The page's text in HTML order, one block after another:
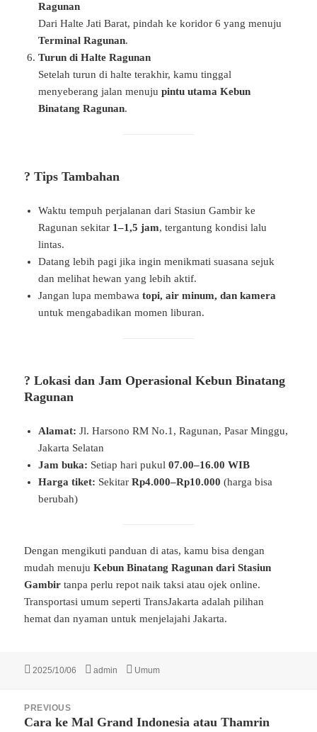
Ragunan
Dari Halte Jati Barat, pindah ke koridor 6 yang menuju
Terminal Ragunan.
Turun di Halte Ragunan
Setelah turun di halte terakhir, kamu tinggal
menyeberang jalan menujupintu utama Kebun
Binatang Ragunan.
? Tips Tambahan
Waktu tempuh perjalanan dari Stasiun Gambir ke
Ragunan sekitar 1–1,5 jam, tergantung kondisi lalu
lintas.
Datang lebih pagi jika ingin menikmati suasana sejuk
dan melihat hewan yang lebih aktif.
Jangan lupa membawatopi, air minum, dan kamera
untuk mengabadikan momen liburan.
? Lokasi dan Jam Operasional Kebun Binatang
Ragunan
Alamat: Jl. Harsono RM No.1, Ragunan, Pasar Minggu,
Jakarta Selatan
Jam buka: Setiap hari pukul07.00–16.00 WIB
Harga tiket: SekitarRp4.000–Rp10.000 (harga bisa
berubah)
Dengan mengikuti panduan di atas, kamu bisa dengan
mudah menujuKebun Binatang Ragunan dari Stasiun
Gambir tanpa perlu repot naik taksi atau ojek online.
Transportasi umum seperti TransJakarta adalah pilihan
hemat dan nyaman untuk menjelajahi Jakarta.
Posted
2025/10/06 Author
admin Categories
Umum
navigation
PREVIOUS
Previous
Cara ke Mal Grand Indonesia atau Thamrin